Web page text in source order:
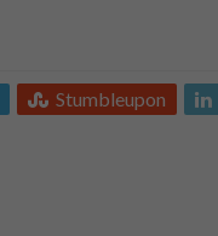
Stumbleupon